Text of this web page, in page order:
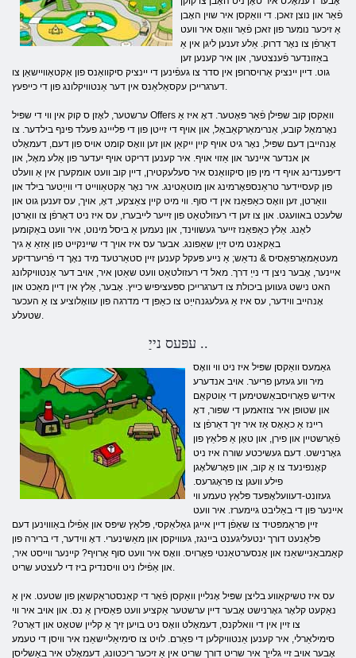
פֿאַר און נוצן זאכן. די וואַקסן איר שוין האָבן
אַ זיכער נומער פון זאכן פֿאַר וואָס איר וועט
דאַרפֿן צו נאָר דרוק. אַלע זענען ליגן אין אַ
באַזונדער פֿענצטער, און איר קענען זען
גוט. דיין יינציק אַרויסרופן אין סדר צו געפֿינען די יינציק סיקוואַנס פון אַקטאַוויישאַן צו
דערגרייכן עקסאַלאַנס אין דער אַנטוויקלונג פון די כייפעץ.
ערשטער, לאָזן ס קוק אין ווי די שפּיל Offers וואַקסן קוב שפּילן פֿאַר פּאָטער. דאָ איז אַ
נאָרמאַל קובע, אַנרימאַרקאַבאַל, און אויף די זייטן פון די פּלייינג פעלד פינף בילדער. צו
אָנהייבן דעם שפּיל, נאָר גיט אויף קיין ייקאַן און זען וואָס קומט אויס פון דעם, דעמאָלט
אן אנדער איינער און אַזוי אויף. איר קענען דריקט אויף יעדער פון אַלע מאָל, און
דיפּענדינג אויף די מין פון סיקוואַנס איר סעלעקטירן, דיין קוב וועט אומקערן אין אַ וועלט
פון קעסיידער טראַנספאָרמינג און מוטאַטינג. איר נאָר אַקטאַווייט די ווייַטער בילד און
וואַרטן, זען וואָס כאַפּאַנז אין די סוף. ווי מיט קיין צאַצקע, דאָ, אויך, עס זענען גוט און
שלעכט באוועגט. און צו זען די רעזולטאַט פון זייער לייבערז, עס איז ניט דאַרפֿן צו וואַרטן
לאַנג. אַלץ כאַפּאַנז זייער געשווינד, און נעמען אַ ביסל מינוט, איר וועט באַקומען
באַקאַנט מיט זייַן שאַפונג. אבער עס איז אויך די שיינקייט פון אַזאַ אַ גיך
מעטאַמאָרפאָסיס & נדאַש; אַ נייע פּעקל קענען זיין סטאַרטעד מיד נאָך די פֿריִערדיקע
איינער, אָבער ניצן די נייַ דרך. מאל די רעזולטאַט וועט שאַטן איר, אויב דער אַנטוויקלונג
האט נישט געווען ביכולת צו דערגרייכן ספּעציפיש כייץ. אָבער, אַלץ אין דיין מאַכט און
אָנהייב ווידער, עס איז אַ געלעגנהייַט צו כאַפּן די מדרגה פון עוואָלוציע צו אַ העכער
שטעלע.
עפּעס נייַ ..
גאַמעס וואַקסן שפּיל איז ניט ווי וואָס
מיר ווע געזען פריער. אויב אנדערע
אידיש פאָרויסבאַשטימען די אַוטקאַם
און שטופּן איר צוזאמען די שפּור, דאָ
ריינז אַ כאַאָס אַז איר זיך דאַרפֿן צו
פֿאַרשטיין און פירן, און טאָן אַ פּלאַץ פון
גאָרנישט. דעם געשיכטע שורה איז ניט
קאָנפינעד צו אַ קוב, און פאָרשלאָגן
פילע וועגן צו פּראָגרעס.
געזונט-דעוועלאָפּעד פּלאַץ טעמע ווי
איינער פון די באַליבט גיימערז. איר וועט
זיין פּראַמפּטיד צו שאַפֿן דיין אייגן גאַלאַקסי, פּלאַץ שיפּס און אַפֿילו באַוווינען דעם
פּלאַנעט דורך ינטעליגענט ביינגז, געוויקסן און מאַשינערי. דאָ ווידער, די ברירה פון
קאַמבאַניישאַנז און אַנסערטאַנטי פאָרויס. וואָס איר וועט סוף אַרויף? קיינער ווייסט איר,
און אַפֿילו ניט וויסנדיק ביז די לעצטע שריט.
עס איז טשיקאַווע בליצן שפּיל אָנליין וואַקסן פֿאַר די קאַנסטראַקשאַן פון שטעט. אין אַ
נאַקעט קלאָר גאָרנישט אָבער דיין ערשטער אַקציע וועט פּאַסירן אַ נס. און אויב איר ווי
צו זיין אין די וואלקנס, דעמאָלט וואָס ניט בויען זיך אַ קליין שטאָט און דאָרט?
סימילאַרלי, איר קענען אַנטוויקלען די פאַרם. לויט צו סימיאַליישאַנז איר וויסן די טעמע
אָבער אויב זיי גלייַך איר שריט דורך שריט אין אַ זיכער ריכטונג, דעמאָלט איר באַשליסן